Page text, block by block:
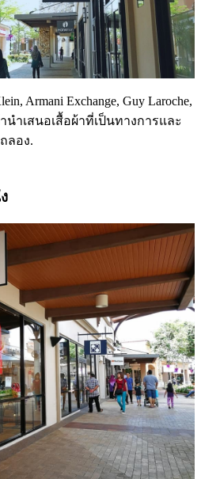
Armani Exchange, Guy Laroche,
นำเสนอเสื้อผ้าที่เป็นทางการและ
ลอง.